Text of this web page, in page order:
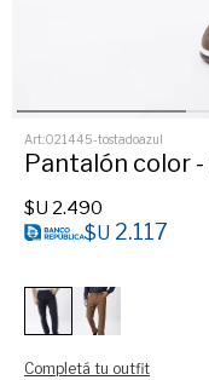
021445-tostadoazul
Pantalón color -
$U 2.490
$U 2.117
Completá tu outfit